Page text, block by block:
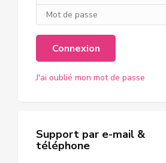
Connexion
J'ai oublié mon mot de passe
Support par e-mail &
téléphone